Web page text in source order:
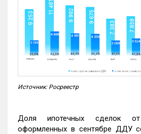
Источник: Росреестр
Доля ипотечных сделок
оформленных в сентябре ДДУ